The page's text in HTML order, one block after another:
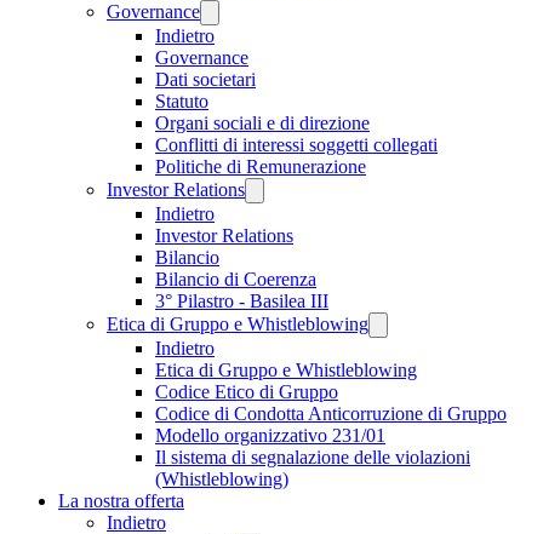
Governance
Indietro
Governance
Dati societari
Statuto
Organi sociali e di direzione
Conflitti di interessi soggetti collegati
Politiche di Remunerazione
Investor Relations
Indietro
Investor Relations
Bilancio
Bilancio di Coerenza
3° Pilastro - Basilea III
Etica di Gruppo e Whistleblowing
Indietro
Etica di Gruppo e Whistleblowing
Codice Etico di Gruppo
Codice di Condotta Anticorruzione di Gruppo
Modello organizzativo 231/01
Il sistema di segnalazione delle violazioni
(Whistleblowing)
La nostra offerta
Indietro